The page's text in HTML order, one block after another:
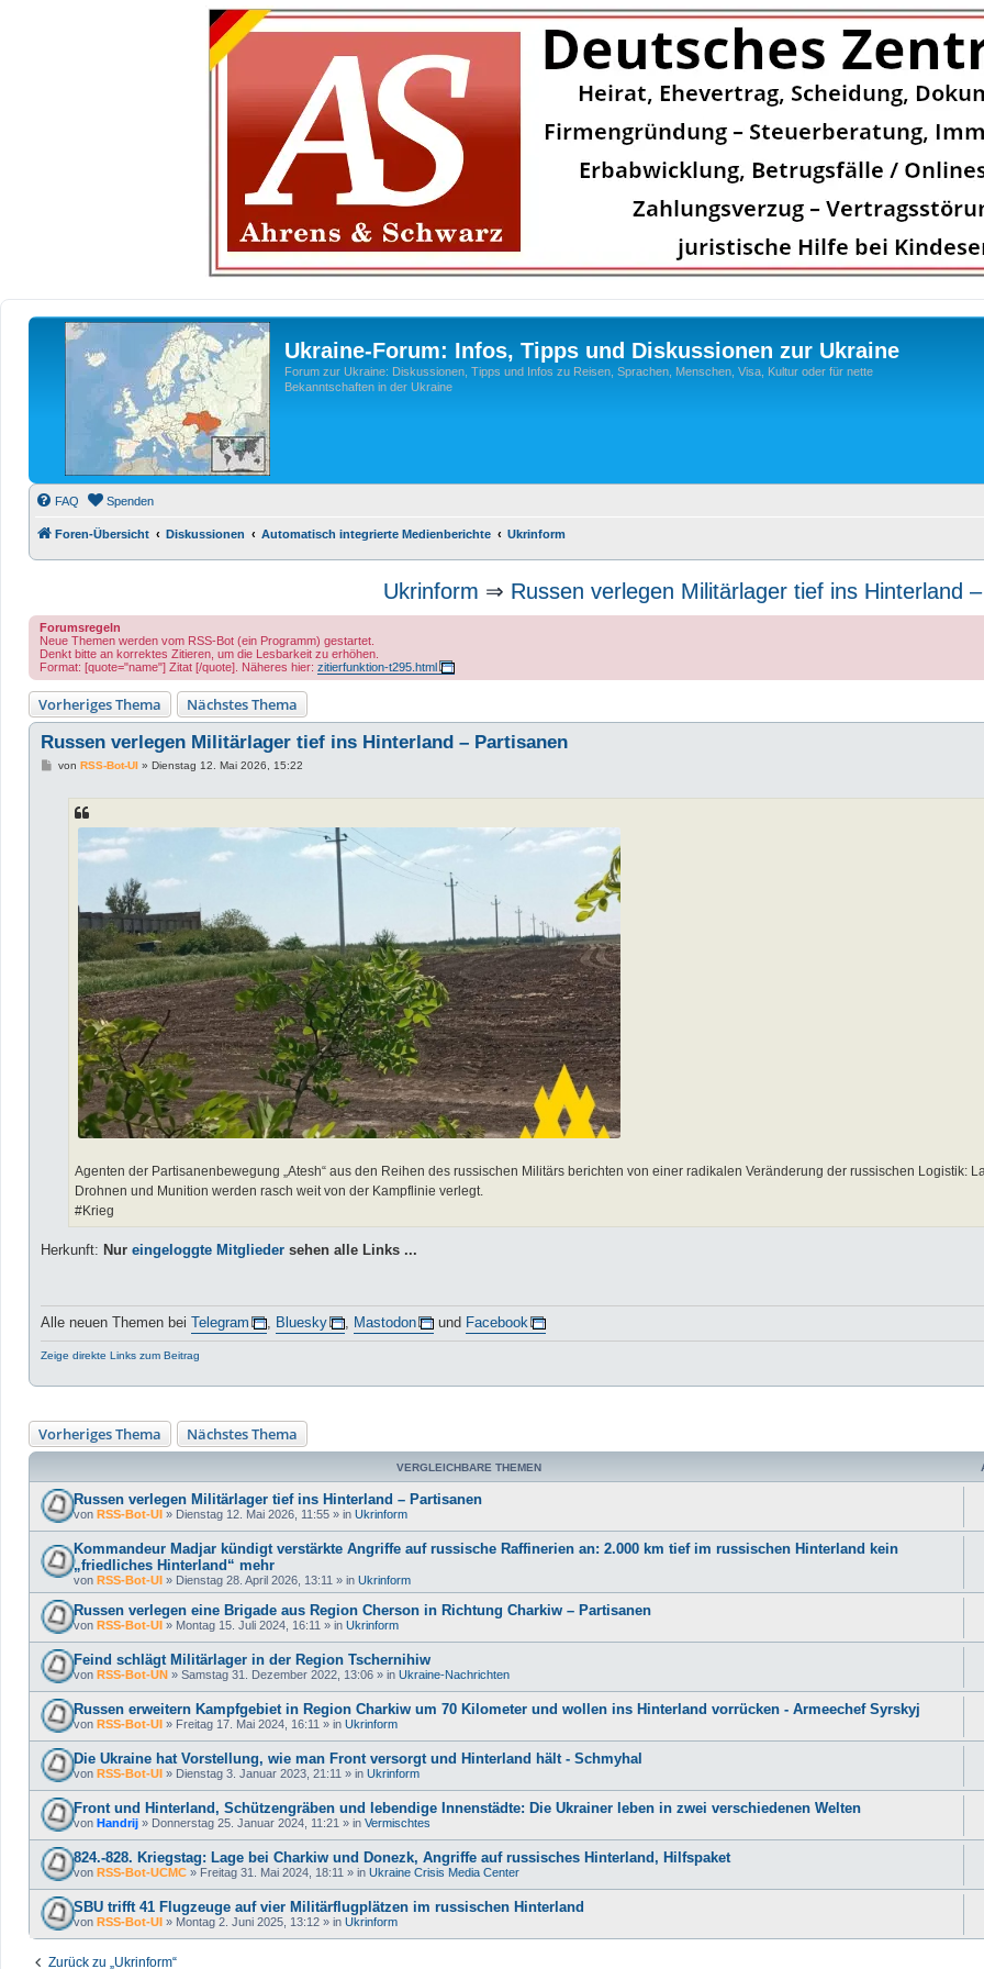
Ukraine-Forum: Infos, Tipps und Diskussionen zur Ukraine
Forum zur Ukraine: Diskussionen, Tipps und Infos zu Reisen, Sprachen, Menschen, Visa, Kultur oder für nette
Bekanntschaften in der Ukraine
FAQ Spenden
Foren-Übersicht Diskussionen Automatisch integrierte Medienberichte Ukrinform
Ukrinform ⇒ Russen verlegen Militärlager tief ins Hinterland
Forumsregeln
Neue Themen werden vom RSS-Bot (ein Programm) gestartet.
Denkt bitte an korrektes Zitieren, um die Lesbarkeit zu erhöhen.
Format: [quote="name"] Zitat [/quote]. Näheres hier: zitierfunktion-t295.html
Vorheriges Thema Nächstes Thema
Russen verlegen Militärlager tief ins Hinterland – Partisanen
Bvon RSS-Bot-UI» Dienstag 12. Mai 2026, 15:22
Agenten der Partisanenbewegung „Atesh“ aus den Reihen des russischen Militärs berichten von einer radikalen Veränderung der russischen Logistik:
Drohnen und Munition werden rasch weit von der Kampflinie verlegt.
#Krieg
Herkunft: Nur eingeloggte Mitglieder sehen alle Links ...
Alle neuen Themen bei Telegram , Bluesky , Mastodon und Facebook
Zeige direkte Links zum Beitrag
Vorheriges Thema Nächstes Thema
VERGLEICHBARE THEMEN
Russen verlegen Militärlager tief ins Hinterland – Partisanen
von RSS-Bot-UI » Dienstag 12. Mai 2026, 11:55 » in Ukrinform
Kommandeur Madjar kündigt verstärkte Angriffe auf russische Raffinerien an: 2.000 km tief im russischen Hinterland kein
„friedliches Hinterland“ mehr
von RSS-Bot-UI » Dienstag 28. April 2026, 13:11 » in Ukrinform
Russen verlegen eine Brigade aus Region Cherson in Richtung Charkiw – Partisanen
von RSS-Bot-UI » Montag 15. Juli 2024, 16:11 » in Ukrinform
Feind schlägt Militärlager in der Region Tschernihiw
von RSS-Bot-UN » Samstag 31. Dezember 2022, 13:06 » in Ukraine-Nachrichten
Russen erweitern Kampfgebiet in Region Charkiw um 70 Kilometer und wollen ins Hinterland vorrücken - Armeechef Syrskyj
von RSS-Bot-UI » Freitag 17. Mai 2024, 16:11 » in Ukrinform
Die Ukraine hat Vorstellung, wie man Front versorgt und Hinterland hält - Schmyhal
von RSS-Bot-UI » Dienstag 3. Januar 2023, 21:11 » in Ukrinform
Front und Hinterland, Schützengräben und lebendige Innenstädte: Die Ukrainer leben in zwei verschiedenen Welten
von Handrij » Donnerstag 25. Januar 2024, 11:21 » in Vermischtes
824.-828. Kriegstag: Lage bei Charkiw und Donezk, Angriffe auf russisches Hinterland, Hilfspaket
von RSS-Bot-UCMC » Freitag 31. Mai 2024, 18:11 » in Ukraine Crisis Media Center
SBU trifft 41 Flugzeuge auf vier Militärflugplätzen im russischen Hinterland
von RSS-Bot-UI » Montag 2. Juni 2025, 13:12 » in Ukrinform
Zurück zu „Ukrinform“